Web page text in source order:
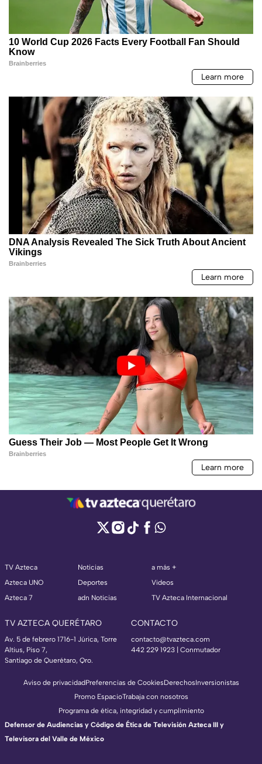
TV Azteca
Azteca UNO
Azteca 7
Noticias
Deportes
adn Noticias
a más +
Videos
TV Azteca Internacional
TV AZTECA QUERÉTARO
Av. 5 de febrero 1716-1 Júrica, Torre
Altius, Piso 7,
Santiago de Querétaro, Qro.
CONTACTO
contacto@tvazteca.com
442 229 1923 | Conmutador
Aviso de privacidadPreferencias de CookiesDerechosInversionistas
Promo EspacioTrabaja con nosotros
Programa de ética, integridad y cumplimiento
Defensor de Audiencias y Código de Ética de Televisión Azteca III y
Televisora del Valle de México